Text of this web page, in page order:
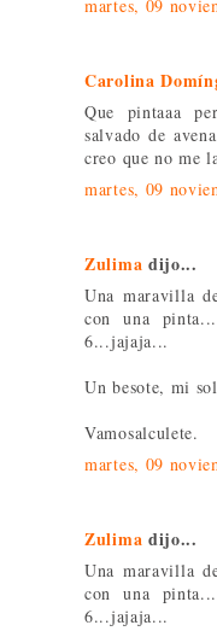
martes, 09
Carolina
Que pintaaa
salvado de
creo que no me
martes, 09
Zulima dijo...
Una maravilla
con una
6...jajaja...
Un besote, mi
Vamosalculete.
martes, 09
Zulima dijo...
Una maravilla
con una
6...jajaja...